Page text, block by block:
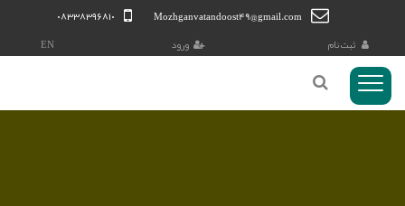
۰۸۳۳۸۳۹۶۸۱۰
Mozhganvatandoost49@gmail.com
ثبت نام
ورود EN
کاربری